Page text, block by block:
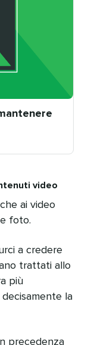
video
ai video
foto.
a credere
trattati allo
più
la
precedenza